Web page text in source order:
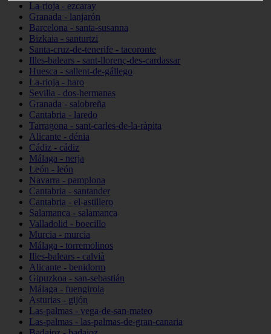
La-rioja - ezcaray
Granada - lanjarón
Barcelona - santa-susanna
Bizkaia - santurtzi
Santa-cruz-de-tenerife - tacoronte
Illes-balears - sant-llorenç-des-cardassar
Huesca - sallent-de-gállego
La-rioja - haro
Sevilla - dos-hermanas
Granada - salobreña
Cantabria - laredo
Tarragona - sant-carles-de-la-ràpita
Alicante - dénia
Cádiz - cádiz
Málaga - nerja
León - león
Navarra - pamplona
Cantabria - santander
Cantabria - el-astillero
Salamanca - salamanca
Valladolid - boecillo
Murcia - murcia
Málaga - torremolinos
Illes-balears - calvià
Alicante - benidorm
Gipuzkoa - san-sebastián
Málaga - fuengirola
Asturias - gijón
Las-palmas - vega-de-san-mateo
Las-palmas - las-palmas-de-gran-canaria